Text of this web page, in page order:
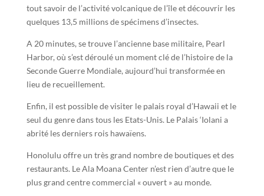
tout savoir de l’activité volcanique de l’île et découvrir les
quelques 13,5 millions de spécimens d’insectes.
A 20 minutes, se trouve l’ancienne base militaire, Pearl
Harbor, où s’est déroulé un moment clé de l’histoire de la
Seconde Guerre Mondiale, aujourd’hui transformée en
lieu de recueillement.
Enfin, il est possible de visiter le palais royal d’Hawaii et le
seul du genre dans tous les Etats-Unis. Le Palais ‘Iolani a
abrité les derniers rois hawaïens.
Honolulu offre un très grand nombre de boutiques et des
restaurants. Le Ala Moana Center n’est rien d’autre que le
plus grand centre commercial « ouvert » au monde.